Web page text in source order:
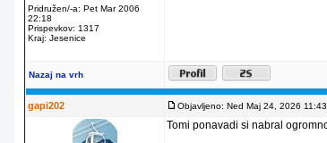
Pridružen/-a: Pet Mar 2006
22:18
Prispevkov: 1317
Kraj: Jesenice
Nazaj na vrh
gapi202 Objavljeno: Ned Maj 24, 2026
Tomi ponavadi si nabral